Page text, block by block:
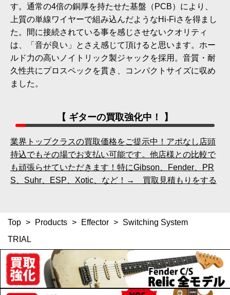
す。通常の4倍の銅厚を持たせた基盤（PCB）により、
上質の単線ワイヤーで組み込んだようなHi-Fiさを得まし
た。間に接続されている事を感じさせないクオリティ
は、「音が良い」とさえ感じて頂けると思います。ホー
ルド力の高いノイトリック製ジャックを採用。音質・耐
久性共にプロスペックを貫き、コンパクトサイズに収め
ました。
【 ギターの買取強化中！ 】
業界トップクラスの買取価格をご提示中！アポなし店頭
持込でもその場でお支払い可能です。他店様との比較で
も頑張らせていただきます！特にGibson、Fender、PR
S、Suhr、ESP、Xotic、など！→ 買取見積もりをする
Top > Products > Effector > Switching System
TRIAL